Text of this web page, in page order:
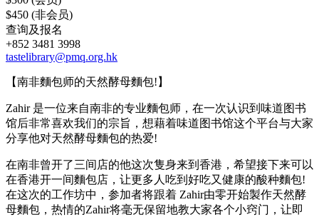
$450 (非会员)
查询及报名
+852 3481 3998
tastelibrary@pmq.org.hk
【南非麵包师的天然酵母麵包!】
Zahir 是一位来自南非的专业麵包师，在一次认识到味道图书
馆后非常喜欢我们的宗旨，想藉着味道图书馆这个平台与大家
分享他对天然酵母麵包的热爱!
在南非曾开了三间店的他这次隻身来到香港，希望接下来可以
在香港开一间麵包店，让更多人吃到好吃又健康的酸种麵包!
在这次的工作坊中，参加者将跟着 Zahir由零开始製作天然酵
母麵包，热情的Zahir将毫无保留地教大家各个小窍门，让即